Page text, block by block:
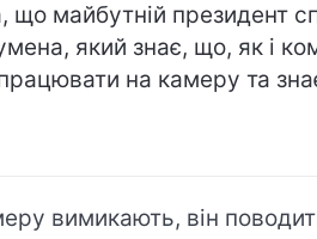
що майбутній президент
який знає, що, як і
на камеру та
вимикають, він